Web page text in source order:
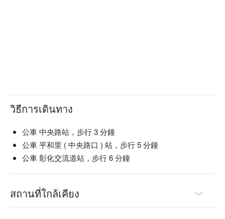
วิธีการเดินทาง
公車 中央路站，步行 3 分鐘
公車 平和里 ( 中央路口 ) 站，步行 5 分鐘
公車 彰化交流道站，步行 6 分鐘
สถานที่ใกล้เคียง